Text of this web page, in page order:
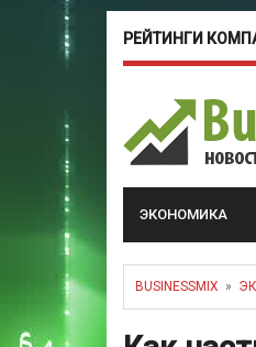
РЕЙТИНГИ
ЭКОНОМИКА
BUSINESSMIX »